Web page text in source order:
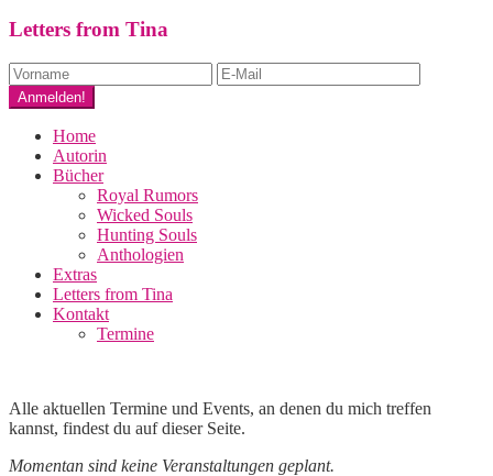
Letters from Tina
Home
Autorin
Bücher
Royal Rumors
Wicked Souls
Hunting Souls
Anthologien
Extras
Letters from Tina
Kontakt
Termine
Alle aktuellen Termine und Events, an denen du mich treffen
kannst, findest du auf dieser Seite.
Momentan sind keine Veranstaltungen geplant.